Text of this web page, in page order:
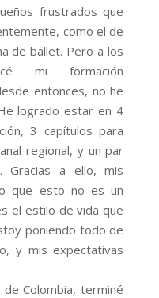
frustrados que
como el de
de ballet. Pero a los
mi formación
entonces, no he
logrado estar en 4
3 capítulos para
regional, y un par
a ello, mis
que esto no es un
el estilo de vida que
poniendo todo de
y mis expectativas
Colombia, terminé